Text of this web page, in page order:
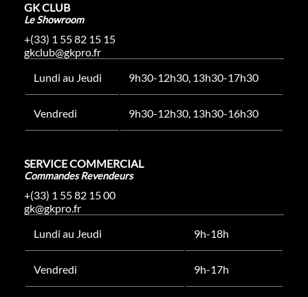
GK CLUB
Le Showroom
+(33) 1 55 82 15 15
gkclub@gkpro.fr
Lundi au Jeudi
9h30-12h30, 13h30-17h30
Vendredi 9h30-12h30, 13h30-16h30
SERVICE COMMERCIAL
Commandes Revendeurs
+(33) 1 55 82 15 00
gk@gkpro.fr
Lundi au Jeudi
9h-18h
Vendredi 9h-17h